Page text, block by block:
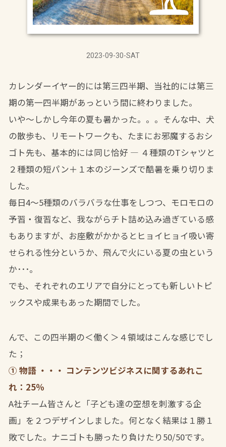
2023-09-30-SAT
カレンダーイヤー的には第三四半期、当社的には第三
期の第一四半期があっという間に終わりました。
いや～しかし今年の夏も暑かった。。。そんな中、犬
の散歩も、リモートワークも、たまにお邪魔するおシ
ゴト先も、基本的には同じ恰好 ― ４種類のTシャツと
２種類の短パン＋１本のジーンズで酷暑を乗り切りま
した。
毎日4～5種類のバラバラな仕事をしつつ、モロモロの
予習・復習など、我ながらチト詰め込み過ぎている感
もありますが、お座敷がかかるとヒョイヒョイ吸い寄
せられる性分というか、飛んで火にいる夏の虫という
か･･･。
でも、それぞれのエリアで自分にとっても新しいトピ
ックスや成果もあった期間でした。
んで、この四半期の＜働く＞４領域はこんな感じでし
た；
① 物語 ・・・ コンテンツビジネスに関するあれこ
れ：25％
A社チーム皆さんと「子ども達の空想を刺激する企
画」を２つデザインしました。何となく結果は１勝１
敗でした。ナニゴトも勝ったり負けたり50/50です。